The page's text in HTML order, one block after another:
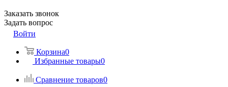
Заказать звонок
Задать вопрос
Войти
Корзина0
Избранные товары0
Сравнение товаров0